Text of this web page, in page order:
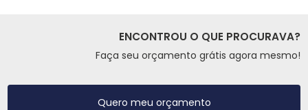
ENCONTROU O QUE PROCURAVA?
Faça seu orçamento grátis agora mesmo!
Quero meu orçamento